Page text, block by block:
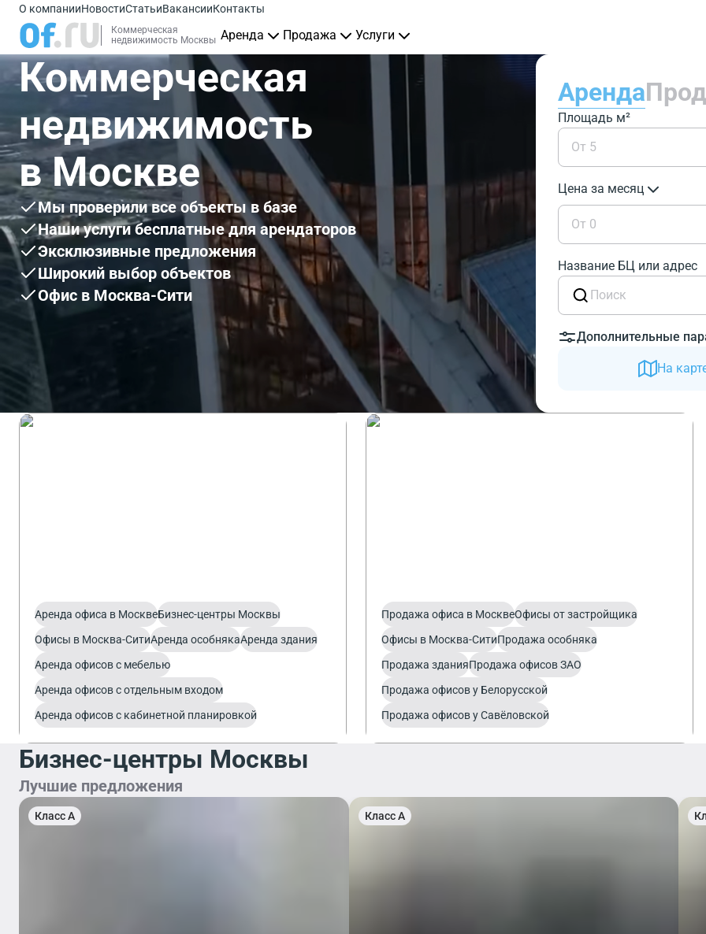
О компанииНовостиСтатьиВакансииКонтакты
Коммерческая
недвижимость Москвы Аренда Продажа Услуги
Коммерческая
недвижимость
в Москве
Мы проверили все объекты в базе
Наши услуги бесплатные для арендаторов
Эксклюзивные предложения
Широкий выбор объектов
Офис в Москва-Сити
Аренда
Площадь м²
Цена за месяц
Название БЦ или адрес
Дополнительные
На
Аренда офиса в МосквеБизнес-центры Москвы
Офисы в Москва-СитиАренда особнякаАренда здания
Аренда офисов с мебелью
Аренда офисов с отдельным входом
Аренда офисов с кабинетной планировкой
Продажа офиса в МосквеОфисы от застройщика
Офисы в Москва-СитиПродажа особняка
Продажа зданияПродажа офисов ЗАО
Продажа офисов у Белорусской
Продажа офисов у Савёловской
Бизнес-центры Москвы
Лучшие предложения
Класс A Класс A